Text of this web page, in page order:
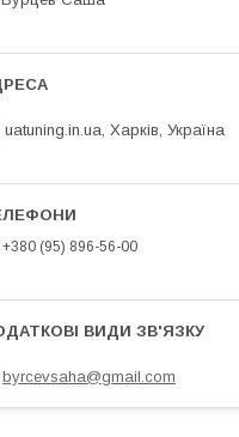
uatuning.in.ua, Харків, Україна
+380 (95) 896-56-00
byrcevsaha@gmail.com